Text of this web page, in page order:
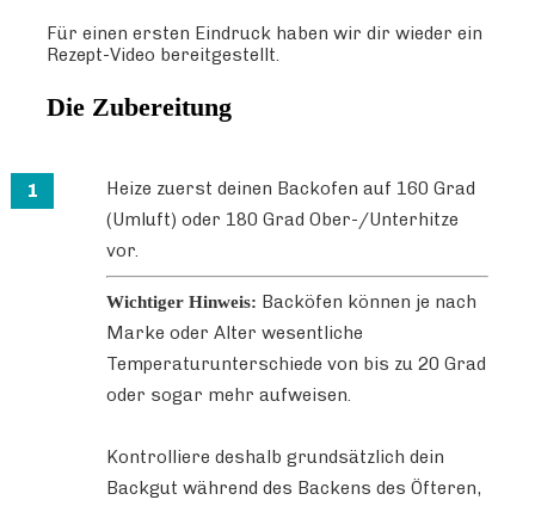
Für einen ersten Eindruck haben wir dir wieder ein
Rezept-Video bereitgestellt.
Die Zubereitung
Heize zuerst deinen Backofen auf 160 Grad
(Umluft) oder 180 Grad Ober-/Unterhitze
vor.
Wichtiger Hinweis: Backöfen können je nach
Marke oder Alter wesentliche
Temperaturunterschiede von bis zu 20 Grad
oder sogar mehr aufweisen.
Kontrolliere deshalb grundsätzlich dein
Backgut während des Backens des Öfteren,